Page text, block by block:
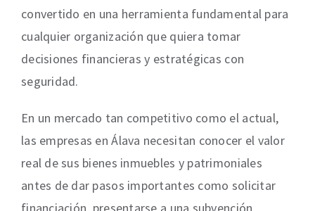
convertido en una herramienta fundamental para
cualquier organización que quiera tomar
decisiones financieras y estratégicas con
seguridad.
En un mercado tan competitivo como el actual,
las empresas en Álava necesitan conocer el valor
real de sus bienes inmuebles y patrimoniales
antes de dar pasos importantes como solicitar